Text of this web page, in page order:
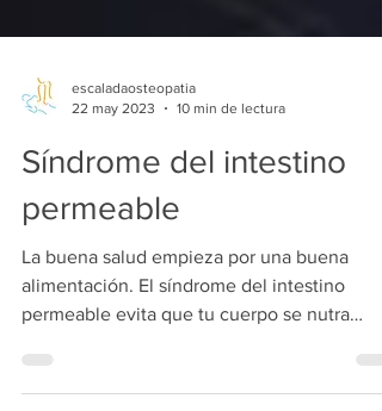
Síndrome del intestino
permeable
La buena salud empieza por una buena
alimentación. El síndrome del intestino
permeable evita que tu cuerpo se nutra